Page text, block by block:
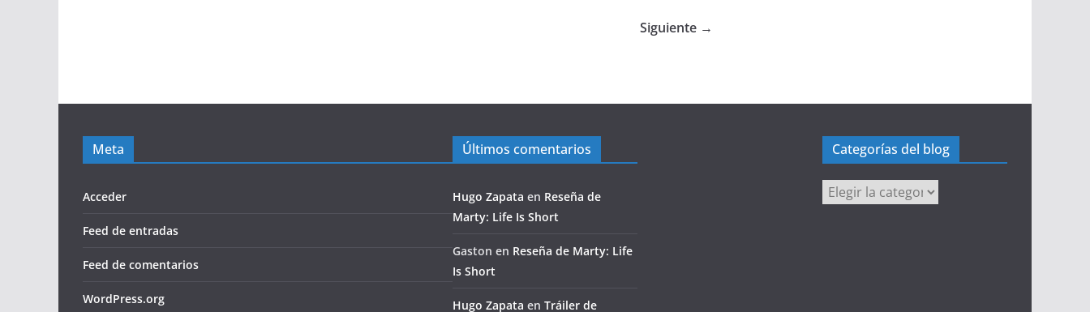
Siguiente →
Meta
Acceder
Feed de entradas
Feed de comentarios
WordPress.org
Últimos comentarios
Hugo Zapata en Reseña de
Marty: Life Is Short
Gaston en Reseña de Marty: Life
Is Short
Hugo Zapata en Tráiler de
Categorías del blog
Categorías
del